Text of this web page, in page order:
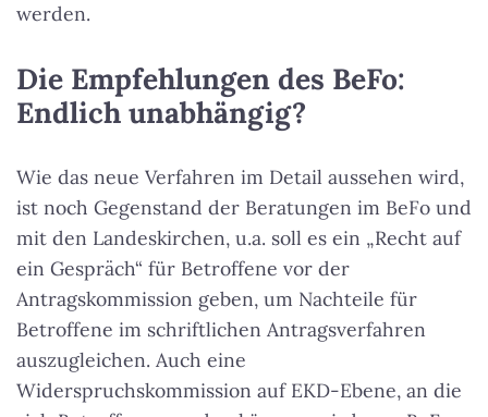
werden.
Die Empfehlungen des BeFo:
Endlich unabhängig?
Wie das neue Verfahren im Detail aussehen wird,
ist noch Gegenstand der Beratungen im BeFo und
mit den Landeskirchen, u.a. soll es ein „Recht auf
ein Gespräch“ für Betroffene vor der
Antragskommission geben, um Nachteile für
Betroffene im schriftlichen Antragsverfahren
auszugleichen. Auch eine
Widerspruchskommission auf EKD-Ebene, an die